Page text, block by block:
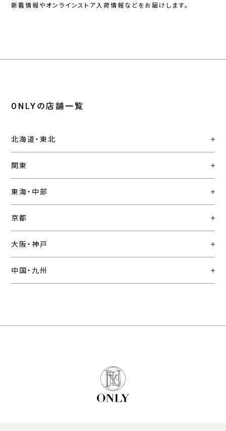
新着情報やオンラインストア入荷情報などをお届けします。
ONLYの店舗一覧
北海道・東北
関東
東海・中部
京都
大阪・神戸
中国・九州